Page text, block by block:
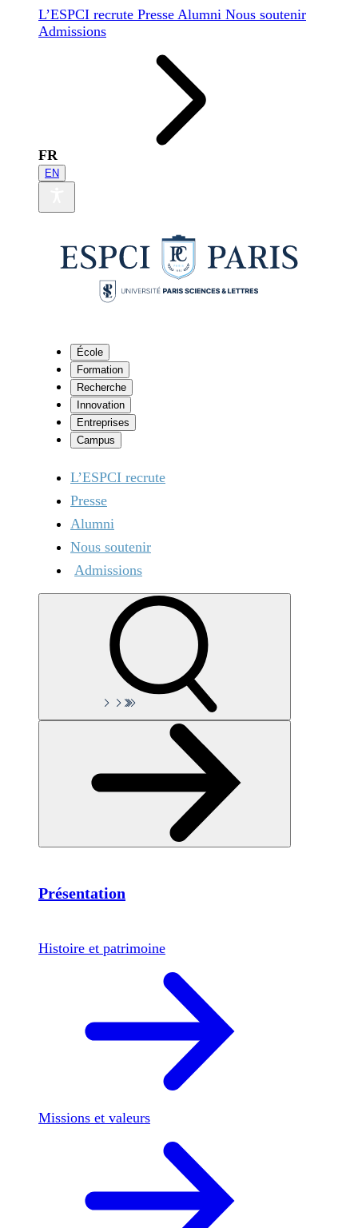
L’ESPCI recrute Presse Alumni Nous soutenir
Admissions
FR
EN
École
Formation
Recherche
Innovation
Entreprises
Campus
L’ESPCI recrute
Presse
Alumni
Nous soutenir
Admissions
Présentation
Histoire et patrimoine
Missions et valeurs